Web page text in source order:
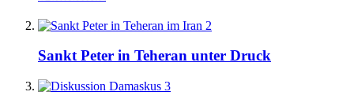
2
Sankt Peter in Teheran unter Druck
3